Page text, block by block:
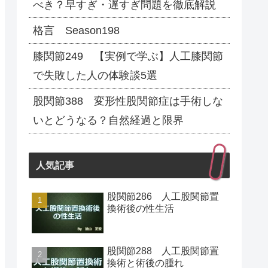
べき？早すぎ・遅すぎ問題を徹底解説
格言 Season198
膝関節249 【実例で学ぶ】人工膝関節
で失敗した人の体験談5選
股関節388 変形性股関節症は手術しな
いとどうなる？自然経過と限界
人気記事
股関節286 人工股関節置
換術後の性生活
股関節288 人工股関節置
換術と術後の腫れ